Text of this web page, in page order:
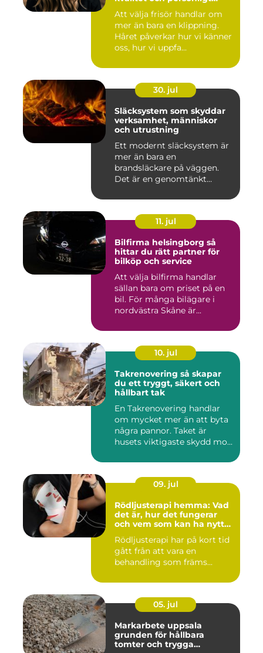
Att välja frisör handlar om
mer än bara en klippning.
Håret påverkar hur vi känner
oss, hur vi uppfa...
30. jul
Släcksystem som skyddar
verksamhet, människor
och utrustning
Ett modernt släcksystem är
mer än bara en
brandsläckare på väggen.
Det är en genomtänkt
11. jul
Bilfirma helsingborg så
hittar du rätt partner för
bilköp och service
Att välja bilfirma handlar
sällan bara om priset på en
bil. För många bilägare i
nordvästra Skåne är...
10. jul
Takrenovering så skapar
du ett tryggt, säkert och
hållbart tak
En Takrenovering handlar
om mycket mer än att byta
några pannor. Taket är
husets viktigaste skydd mo...
09. jul
Rödljusterapi hemma: Vad
det är, hur det fungerar
och vem som kan ha nytta
Rödljusterapi har på kort tid
gått från att vara en
behandling som främs...
05. jul
Markarbete uppsala
grunden för hållbara
tomter och trygga